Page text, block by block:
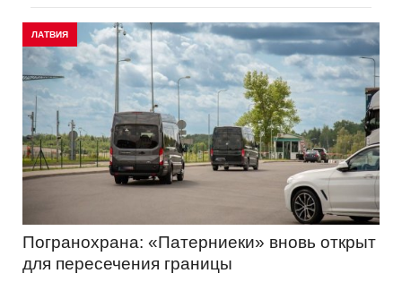
ЛАТВИЯ
Погранохрана: «Патерниеки» вновь открыт
для пересечения границы